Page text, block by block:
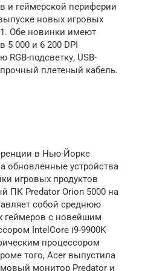
и геймерской периферии
новых игровых
Обе новинки имеют
5 000 и 6 200 DPI
RGB-подсветку, USB-
плетеный кабель.
в Нью-Йорке
обновленные устройства
игровых продуктов
ПК Predator Orion 5000 на
собой среднюю
геймеров с новейшим
IntelCore i9-9900K
процессором
того, Acer выпустила
монитор Predator и